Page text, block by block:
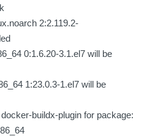
2:2.119.2-
0:1.6.20-3.1.el7 will be
1:23.0.3-1.el7 will be
buildx-plugin for package: